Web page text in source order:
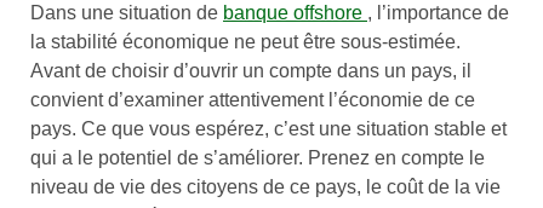
Dans une situation de banque offshore , l’importance de
la stabilité économique ne peut être sous-estimée.
Avant de choisir d’ouvrir un compte dans un pays, il
convient d’examiner attentivement l’économie de ce
pays. Ce que vous espérez, c’est une situation stable et
qui a le potentiel de s’améliorer. Prenez en compte le
niveau de vie des citoyens de ce pays, le coût de la vie